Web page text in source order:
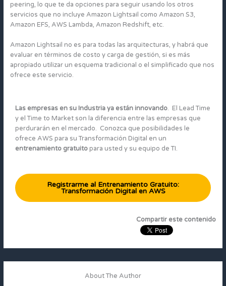
peering, lo que te da opciones para seguir usando los otros
servicios que no incluye Amazon Lightsail como Amazon S3,
Amazon EFS, AWS Lambda, Amazon Redshift, etc.
Amazon Lightsail no es para todas las arquitecturas, y habrá que
evaluar en términos de costo y carga de gestión, si es más
apropiado utilizar un esquema tradicional o el simplificado que nos
ofrece este servicio.
Las empresas en su Industria ya están innovando. El Lead Time
y el Time to Market son la diferencia entre las empresas que
perdurarán en el mercado. Conozca que posibilidades le
ofrece AWS para su Transformación Digital en un
entrenamiento gratuitopara usted y su equipo de TI.
Registrarme al Entrenamiento Gratuito:
Transformación Digital en AWS
Compartir este contenido
About The Author